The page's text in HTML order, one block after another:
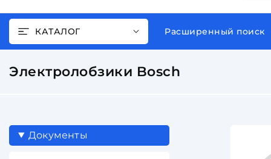
КАТАЛОГ Расширенный поиск
Электролобзики Bosch
Документы